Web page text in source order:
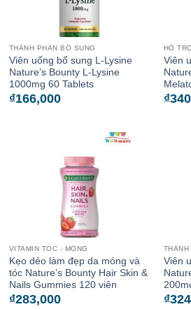
THÀNH PHẦN BỔ SUNG
Viên uống bổ sung L-Lysine
Nature’s Bounty L-Lysine
1000mg 60 Tablets
₫166,000
HỖ
Viên
₫
VITAMIN TÓC - MÓNG
Kẹo dẻo làm đẹp da móng và
tóc Nature’s Bounty Hair Skin &
Nails Gummies 120 viên
₫283,000
Viên
₫